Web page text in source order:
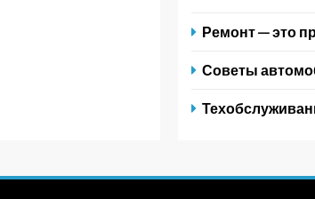
Ремонт — это
Советы